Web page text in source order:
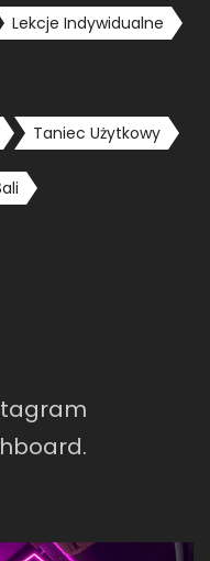
Lekcje Indywidualne
Taniec Użytkowy